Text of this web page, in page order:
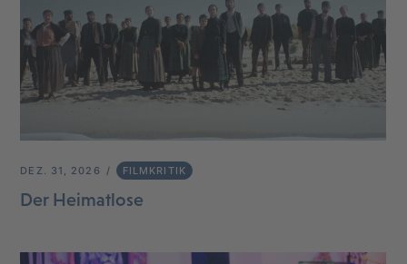
DEZ. 31, 2026 FILMKRITIK
Der Heimatlose